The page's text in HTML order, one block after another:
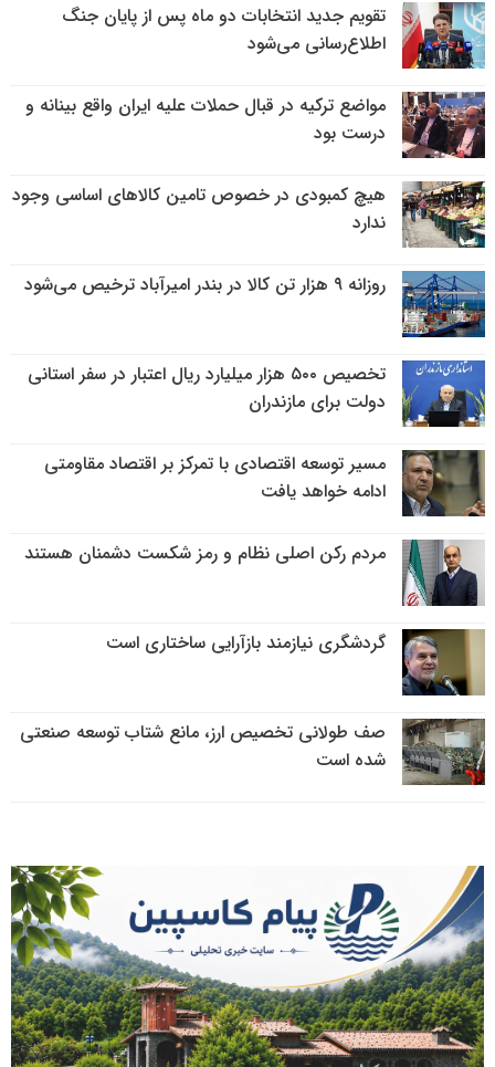
تقویم جدید انتخابات دو ماه پس از پایان جنگ
اطلاع‌رسانی می‌شود
مواضع ترکیه در قبال حملات علیه ایران واقع بینانه و
درست بود
هیچ کمبودی در خصوص تامین کالاهای اساسی وجود
ندارد
روزانه ۹ هزار تن کالا در بندر امیرآباد ترخیص می‌شود
تخصیص ۵۰۰ هزار میلیارد ریال اعتبار در سفر استانی
دولت برای مازندران
مسیر توسعه اقتصادی با تمرکز بر اقتصاد مقاومتی
ادامه خواهد یافت
مردم رکن اصلی نظام و رمز شکست دشمنان هستند
گردشگری نیازمند بازآرایی ساختاری است
صف طولانی تخصیص ارز، مانع شتاب توسعه صنعتی
شده است